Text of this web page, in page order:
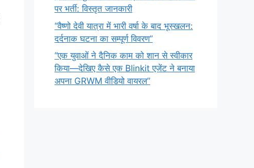
पर भर्ती: विस्तृत जानकारी
“वैष्णो देवी यात्रा में भारी वर्षा के बाद भूस्खलन:
दर्दनाक घटना का सम्पूर्ण विवरण”
“एक युवाओं ने दैनिक काम को शान से स्वीकार
किया—देखिए कैसे एक Blinkit एजेंट ने बनाया
अपना GRWM वीडियो वायरल”